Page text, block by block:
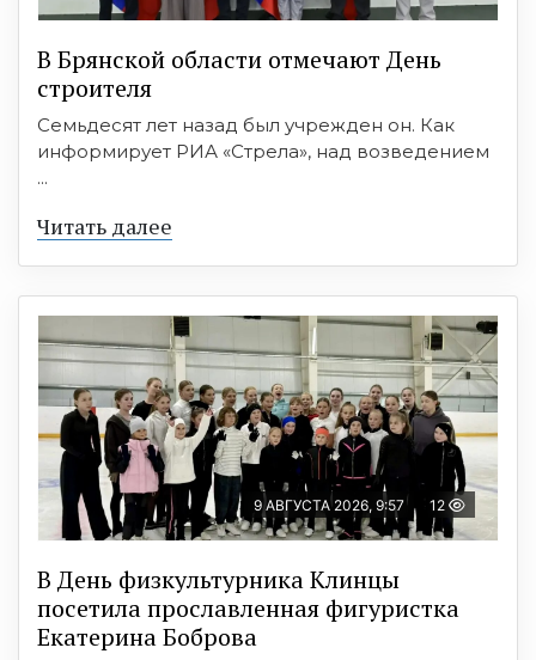
В Брянской области отмечают День
строителя
Семьдесят лет назад был учрежден он. Как
информирует РИА «Стрела», над возведением
...
Читать далее
9 АВГУСТА 2026, 9:57 12
В День физкультурника Клинцы
посетила прославленная фигуристка
Екатерина Боброва